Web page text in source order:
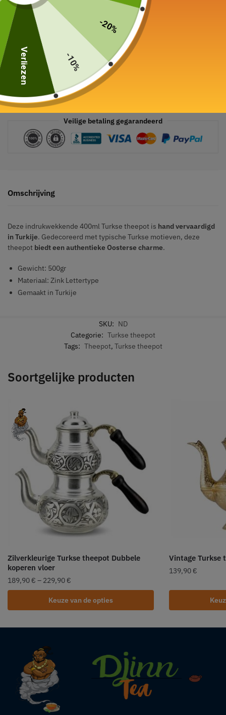
Veilige betaling gegarandeerd
Omschrijving
Deze indrukwekkende 400ml Turkse theepot is hand vervaardigd
in Turkije. Gedecoreerd met typische Turkse motieven, deze
theepot biedt een authentieke Oosterse charme.
Gewicht: 500gr
Materiaal: Zink Lettertype
Gemaakt in Turkije
SKU: ND
Categorie: Turkse theepot
Tags: Theepot, Turkse theepot
Soortgelijke producten
Zilverkleurige Turkse theepot Dubbele
koperen vloer
189,90 € – 229,90 €
Keuze van de opties
Vintage Turkse
139,90 €
-20%
-10%
Verliezen